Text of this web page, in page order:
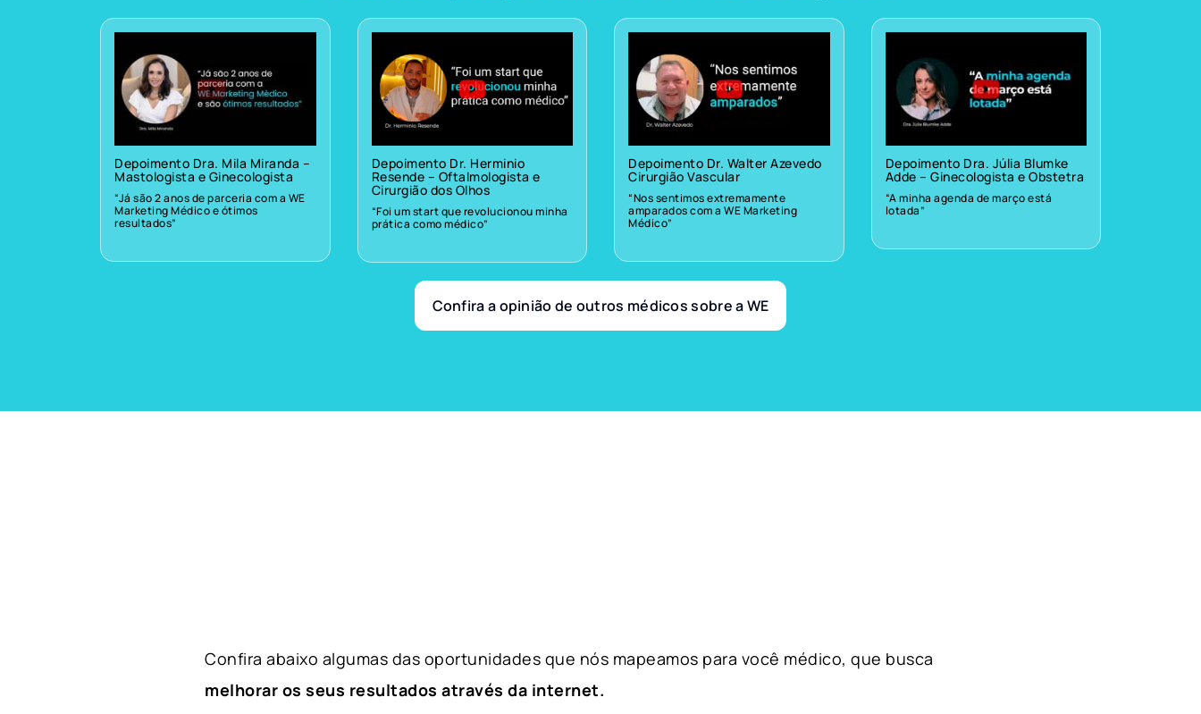
Depoimento Dra. Mila Miranda –
Mastologista e Ginecologista
“Já são 2 anos de parceria com a WE
Marketing Médico e ótimos
resultados”
Depoimento Dr. Herminio
Resende – Oftalmologista e
Cirurgião dos Olhos
“Foi um start que revolucionou minha
prática como médico”
Depoimento Dr. Walter Azevedo
Cirurgião Vascular
“Nos sentimos extremamente
amparados com a WE Marketing
Médico”
Depoimento Dra. Júlia Blumke
Adde – Ginecologista e Obstetra
“A minha agenda de março está
lotada”
Confira a opinião de outros médicos sobre a WE
Confira abaixo algumas das oportunidades que nós mapeamos para você médico, que busca
melhorar os seus resultados através da internet.